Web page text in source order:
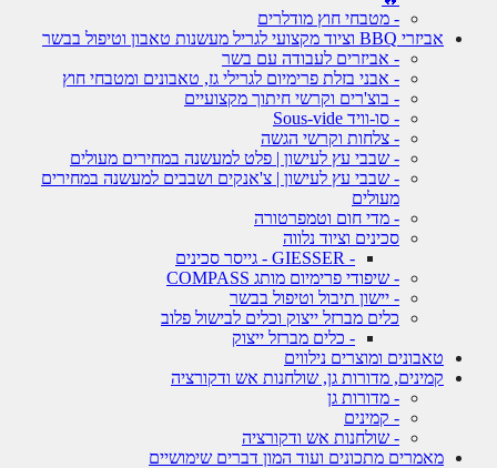
- מטבחי חוץ מודלרים
אביזרי BBQ וציוד מקצועי לגריל מעשנות טאבון וטיפול בבשר
- אביזרים לעבודה עם בשר
- אבני בזלת פרימיום לגרילי גז, טאבונים ומטבחי חוץ
- בוצ'רים וקרשי חיתוך מקצועיים
- סו-וויד Sous-vide
- צלחות וקרשי הגשה
- שבבי עץ לעישון | פלט למעשנה במחירים מעולים
- שבבי עץ לעישון | צ'אנקים ושבבים למעשנה במחירים
מעולים
- מדי חום וטמפרטורה
סכינים וציוד נלווה
- שיפודי פרימיום מותג COMPASS
- יישון תיבול וטיפול בבשר
כלים מברזל ייצוק וכלים לבישול פלוב
- כלים מברזל ייצוק
טאבונים ומוצרים נילווים
קמינים, מדורות גן, שולחנות אש ודקורציה
- מדורות גן
- קמינים
- שולחנות אש ודקורציה
מאמרים מתכונים ועוד המון דברים שימושיים